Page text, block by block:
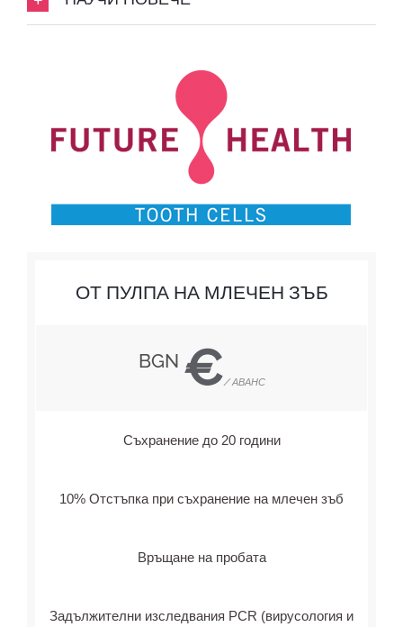
ОТ ПУЛПА НА МЛЕЧЕН ЗЪБ
BGN €/ АВАНС
Съхранение до 20 години
10% Отстъпка при съхранение на млечен зъб
Връщане на пробата
Задължителни изследвания PCR (вирусология и